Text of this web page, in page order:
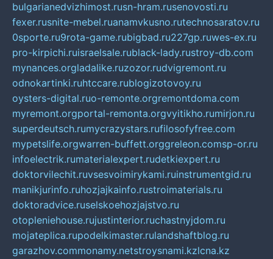
bulgarianedvizhimost.rusn-hram.rusenovosti.ru
fexer.rusnite-mebel.ruanamvkusno.rutechnosaratov.ru
0sporte.ru9rota-game.rubigbad.ru227gp.ruwes-ex.ru
pro-kirpichi.ruisraelsale.rublack-lady.rustroy-db.com
mynances.orgladalike.ruzozor.rudvigremont.ru
odnokartinki.ruhtccare.rublogizotovoy.ru
oysters-digital.ruo-remonte.orgremontdoma.com
myremont.orgportal-remonta.orgvyitikho.rumirjon.ru
superdeutsch.rumycrazystars.rufilosofyfree.com
mypetslife.orgwarren-buffett.orggreleon.comsp-or.ru
infoelectrik.rumaterialexpert.rudetkiexpert.ru
doktorvilechit.ruvsesvoimirykami.ruinstrumentgid.ru
manikjurinfo.ruhozjajkainfo.rustroimaterials.ru
doktoradvice.ruselskoehozjajstvo.ru
otopleniehouse.rujustinterior.ruchastnyjdom.ru
mojateplica.rupodelkimaster.rulandshaftblog.ru
garazhov.commonamy.netstroysnami.kzlcna.kz